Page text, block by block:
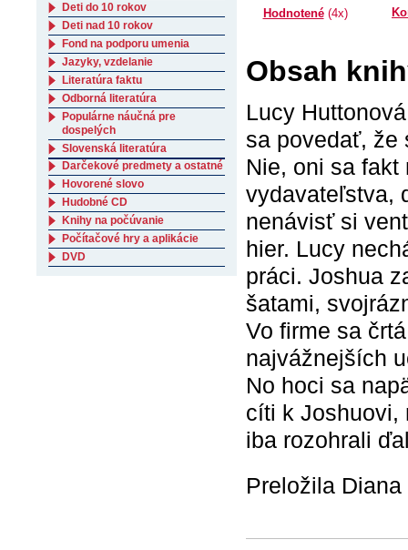
Hodnotené(4x)
Obsah
Lucy
sa povedať, že
Nie, oni sa
vydavateľstva,
nenávisť si
hier. Lucy
práci. Joshua
šatami,
Vo firme sa
najvážnejších
No hoci sa
cíti k Joshuovi,
iba rozohrali
Preložila
Deti do 10 rokov
Deti nad 10 rokov
Fond na podporu umenia
Jazyky, vzdelanie
Literatúra faktu
Odborná literatúra
Populárne náučná pre
dospelých
Slovenská literatúra
Darčekové predmety a ostatné
Hovorené slovo
Hudobné CD
Knihy na počúvanie
Počítačové hry a aplikácie
DVD